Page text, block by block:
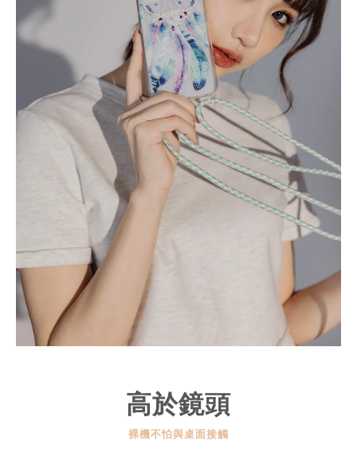
高於鏡頭
裸機不怕與桌面接觸